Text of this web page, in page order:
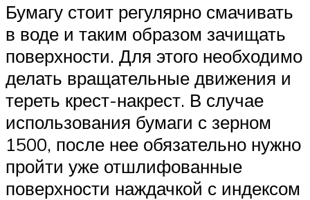
Бумагу стоит регулярно смачивать
в воде и таким образом зачищать
поверхности. Для этого необходимо
делать вращательные движения и
тереть крест-накрест. В случае
использования бумаги с зерном
1500, после нее обязательно нужно
пройти уже отшлифованные
поверхности наждачкой с индексом